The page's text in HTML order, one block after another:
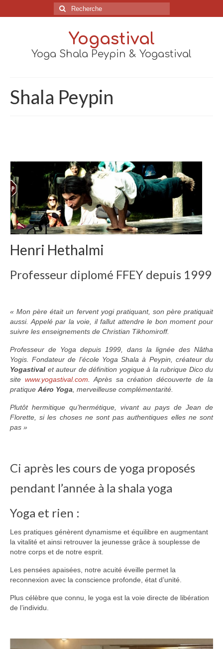
Rechercher
:
Yogastival
Yoga Shala Peypin & Yogastival
Shala Peypin
Henri Hethalmi
Professeur diplomé FFEY depuis 1999
« Mon père était un fervent yogi pratiquant, son père pratiquait
aussi. Appelé par la voie, il fallut attendre le bon moment pour
suivre les enseignements de Christian Tikhomiroff.
Professeur de Yoga depuis 1999, dans la lignée des Nâtha
Yogis. Fondateur de l’école Yoga Shala à Peypin, créateur du
Yogastival et auteur de définition yogique à la rubrique Dico du
site www.yogastival.com
Après sa création découverte de la
pratique Aéro Yoga , merveilleuse complémentarité.
Plutôt hermitique qu’hermétique, vivant au pays de Jean de
Florette, si les choses ne sont pas authentiques elles ne sont
pas »
Ci après les cours de yoga proposés
pendant l’année à la shala yoga
Yoga et rien :
Les pratiques génèrent dynamisme et équilibre en augmentant
la vitalité et ainsi retrouver la jeunesse grâce à souplesse de
notre corps et de notre esprit.
Les pensées apaisées, notre acuité éveille permet la
reconnexion avec la conscience profonde, état d’unité.
Plus célèbre que connu, le yoga est la voie directe de libération
de l’individu.